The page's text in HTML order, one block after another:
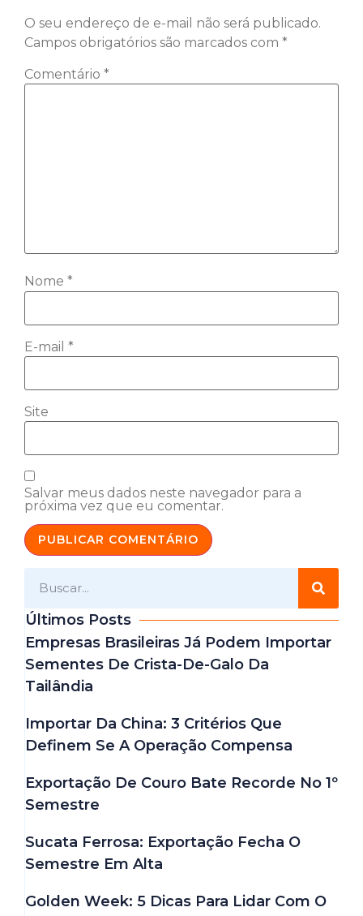
O seu endereço de e-mail não será publicado.
Campos obrigatórios são marcados com *
Comentário *
Nome *
E-mail *
Site
Salvar meus dados neste navegador para a
próxima vez que eu comentar.
Últimos Posts
Empresas Brasileiras Já Podem Importar
Sementes De Crista-De-Galo Da
Tailândia
Importar Da China: 3 Critérios Que
Definem Se A Operação Compensa
Exportação De Couro Bate Recorde No 1º
Semestre
Sucata Ferrosa: Exportação Fecha O
Semestre Em Alta
Golden Week: 5 Dicas Para Lidar Com O